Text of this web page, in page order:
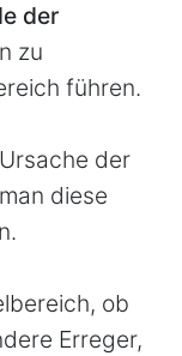
der
zu
führen.
der
diese
ob
Erreger,